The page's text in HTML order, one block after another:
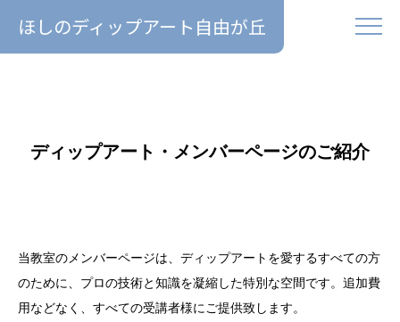
ほしのディップアート自由が丘
ディップアート・メンバーページのご紹介
当教室のメンバーページは、ディップアートを愛するすべての方
のために、プロの技術と知識を凝縮した特別な空間です。追加費
用などなく、すべての受講者様にご提供致します。